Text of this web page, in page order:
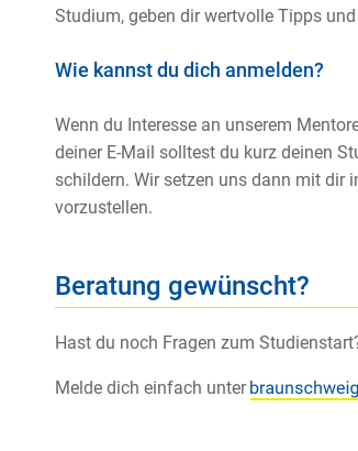
Studium, geben dir wertvolle Tipps
Wie kannst du dich anmelden?
Wenn du Interesse an unserem
deiner E-Mail solltest du kurz deinen
schildern. Wir setzen uns dann mit dir
vorzustellen.
Beratung gewünscht?
Hast du noch Fragen zum
Melde dich einfach unter